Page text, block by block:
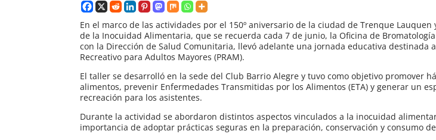
En el marco de las actividades por el 150º aniversario de la ciudad de Trenque
de la Inocuidad Alimentaria, que se recuerda cada 7 de junio, la Oficina de
con la Dirección de Salud Comunitaria, llevó adelante una jornada educativa destinada
Recreativo para Adultos Mayores (PRAM).
El taller se desarrolló en la sede del Club Barrio Alegre y tuvo como objetivo promover
alimentos, prevenir Enfermedades Transmitidas por los Alimentos (ETA) y generar un
recreación para los asistentes.
Durante la actividad se abordaron distintos aspectos vinculados a la inocuidad
importancia de adoptar prácticas seguras en la preparación, conservación y consumo